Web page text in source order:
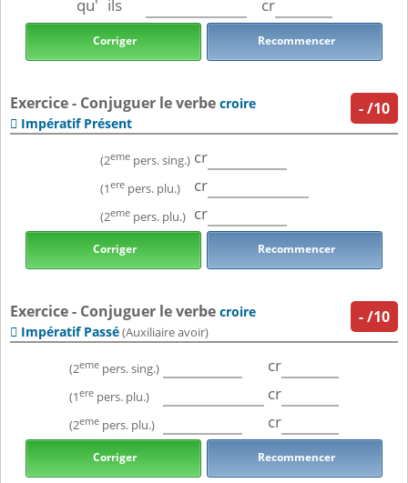
qu' ils cr
Corriger Recommencer
-/10
Exercice - Conjuguer le verbe croire
 Impératif Présent
(2emepers. sing.) cr
(1erepers. plu.) cr
(2emepers. plu.) cr
Corriger Recommencer
-/10
Exercice - Conjuguer le verbe croire
 Impératif Passé(Auxiliaire avoir)
(2eme pers. sing.) cr
(1ere pers. plu.) cr
(2eme pers. plu.) cr
Corriger Recommencer